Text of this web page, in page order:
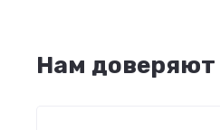
Нам доверяют